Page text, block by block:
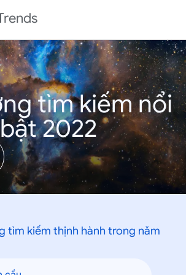
tìm kiếm nổi
bật 2022
tìm kiếm thịnh hành trong năm